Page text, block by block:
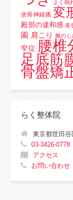
よく眠
坐骨神経痛 変
殿部の違和感 産
園 肩こり 腕のし
窄症 腰椎
足底筋
骨盤矯
らく整体院
東京都世田
03-3426-0778
アクセス
お問い合わせ